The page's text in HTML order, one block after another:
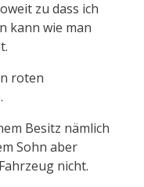
zu dass ich
kann wie man
roten
Besitz nämlich
Sohn aber
nicht.